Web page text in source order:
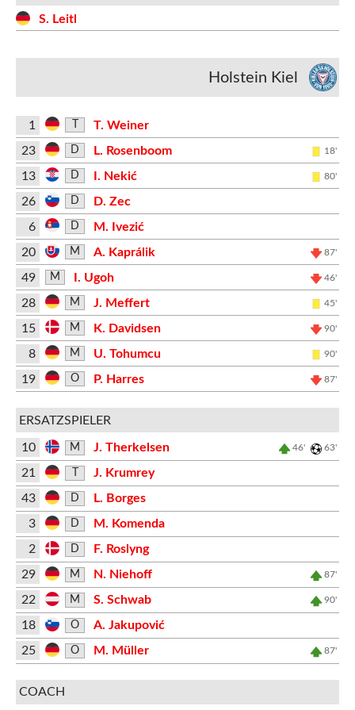
S. Leitl
Holstein Kiel
1
T. Weiner
23
D L. Rosenboom 18'
13 D I. Nekić 80'
26 D
D. Zec
6
D
M. Ivezić
20
M A. Kaprálik 87'
49 M I. Ugoh 46'
28 M J. Meffert 45'
15 M K. Davidsen 90'
8 M U. Tohumcu 90'
19 O P. Harres 87'
ERSATZSPIELER
10 M J. Therkelsen 46' 63'
21
J. Krumrey
43
D
L. Borges
3
D
M. Komenda
2
D
F. Roslyng
29
M N. Niehoff 87'
22 M S. Schwab 90'
18 O
A. Jakupović
25
O M. Müller 87'
COACH